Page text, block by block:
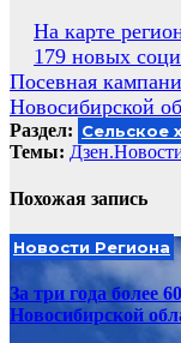
Навигация
по
записям
На карте
179 новых
Посевная
Новосибирской
Раздел: Сельское
Темы:
Похожая запись
Новости Региона
За три года более
Новосибирской